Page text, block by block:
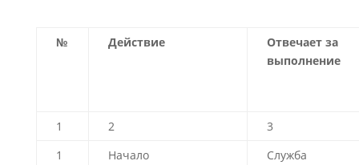
№ Действие
Отвечает за
выполнение
1 2
3
1
Начало
Служба